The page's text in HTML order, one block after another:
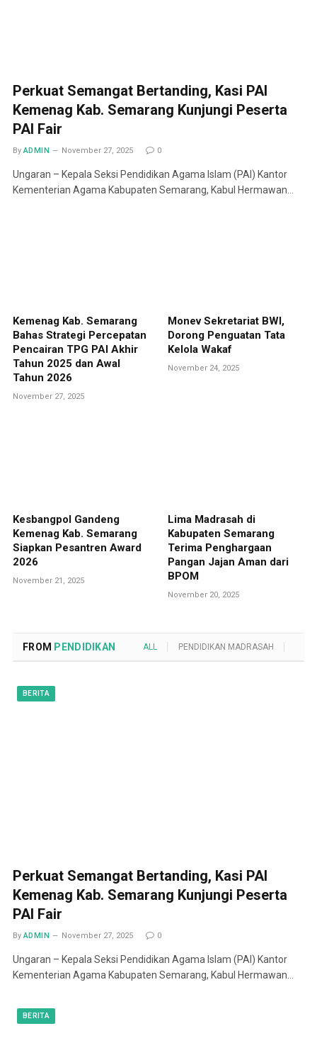
Perkuat Semangat Bertanding, Kasi PAI
Kemenag Kab. Semarang Kunjungi Peserta
PAI Fair
By ADMIN November 27, 2025 0
Ungaran – Kepala Seksi Pendidikan Agama Islam (PAI) Kantor
Kementerian Agama Kabupaten Semarang, Kabul Hermawan…
Kemenag Kab. Semarang
Bahas Strategi Percepatan
Pencairan TPG PAI Akhir
Tahun 2025 dan Awal
Tahun 2026
November 27, 2025
Monev Sekretariat BWI,
Dorong Penguatan Tata
Kelola Wakaf
November 24, 2025
Kesbangpol Gandeng
Kemenag Kab. Semarang
Siapkan Pesantren Award
2026
November 21, 2025
Lima Madrasah di
Kabupaten Semarang
Terima Penghargaan
Pangan Jajan Aman dari
BPOM
November 20, 2025
FROM PENDIDIKAN ALL PENDIDIKAN MADRASAH
BERITA
Perkuat Semangat Bertanding, Kasi PAI
Kemenag Kab. Semarang Kunjungi Peserta
PAI Fair
By ADMIN November 27, 2025 0
Ungaran – Kepala Seksi Pendidikan Agama Islam (PAI) Kantor
Kementerian Agama Kabupaten Semarang, Kabul Hermawan…
BERITA